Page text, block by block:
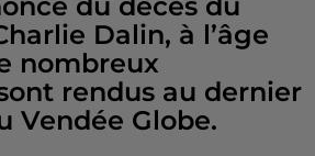
Dalin, à l’âge
nombreux
rendus au dernier
Vendée Globe.